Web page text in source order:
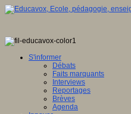
S'informer
Débats
Faits marquants
Interviews
Reportages
Brèves
Agenda